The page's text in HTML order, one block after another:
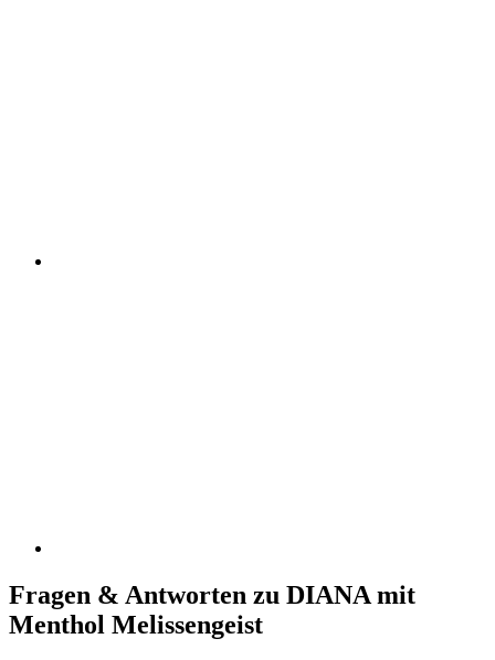
Fragen & Antworten zu DIANA mit
Menthol Melissengeist